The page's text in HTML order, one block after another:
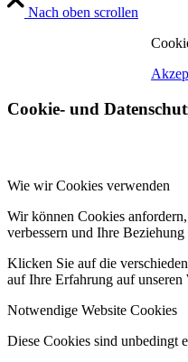
Nach oben scrollen
Cookie- und
Wie wir Cookies verwenden
Wir können Cookies
verbessern und Ihre Beziehung
Klicken Sie auf die
auf Ihre Erfahrung auf
Notwendige Website Cookies
Diese Cookies sind unbedingt